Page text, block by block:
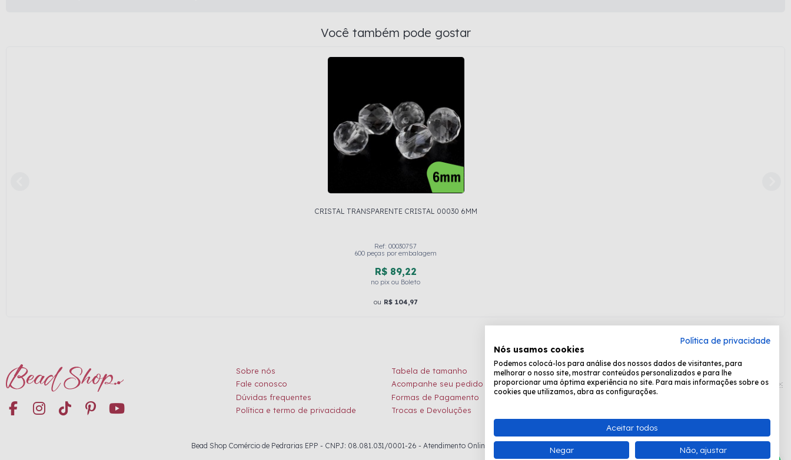
Você também pode gostar
CRISTAL TRANSPARENTE CRISTAL 00030 6MM
Ref: 00030757
600 peças por embalagem
R$ 89,22
no pix ou Boleto
ou R$ 104,97
Sobre nós
Tabela de tamanho
Fale conosco
Acompanhe seu pedido
Dúvidas frequentes
Formas de Pagamento
Política e termo de privacidade
Trocas e Devoluções
Formas de pagamento:
Bead Shop Comércio de Pedrarias EPP - CNPJ: 08.081.031/0001-26 - Atendimento Online: de seg. à sexta, das 8:30 às 17:15.
Política de privacidade
Nós usamos cookies
Podemos colocá-los para análise dos nossos dados de visitantes, para
melhorar o nosso site, mostrar conteúdos personalizados e para lhe
proporcionar uma óptima experiência no site. Para mais informações sobre os
cookies que utilizamos, abra as configurações.
Aceitar todos
Negar Não, ajustar